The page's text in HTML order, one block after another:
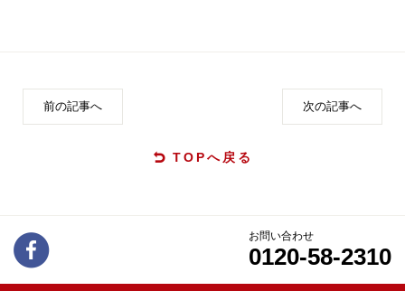
前の記事へ
TOPへ戻る
次の記事へ
お問い合わせ
0120-58-2310